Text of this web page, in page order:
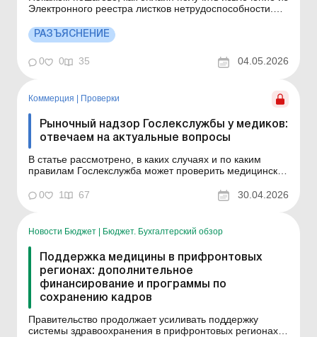
Электронного реестра листков нетрудоспособности.
нетрудоспособности в случае длительного отсутствия
работника на работе по невысненным причинам?
Продлевать ли ежегодный отпуск, во время которого
работнику...
РАЗЪЯСНЕНИЕ
0 0 35 04.05.2026
Коммерция | Проверки
Рыночный надзор Гослекслужбы у медиков:
отвечаем на актуальные вопросы
В статье рассмотрено, в каких случаях и по каким
правилам Гослекслужба может проверить медицинское
надзора. Ситуация из практики Один из посетителей
медицинского заведения оказался главным
лекарственным средствам и ко...
0 1 67 30.04.2026
Новости Бюджет Бюджет. Бухгалтерский обзор
Поддержка медицины в прифронтовых
регионах: дополнительное
финансирование и программы по
сохранению кадров
Правительство продолжает усиливать поддержку
системы здравоохранения в прифронтовых регионах.